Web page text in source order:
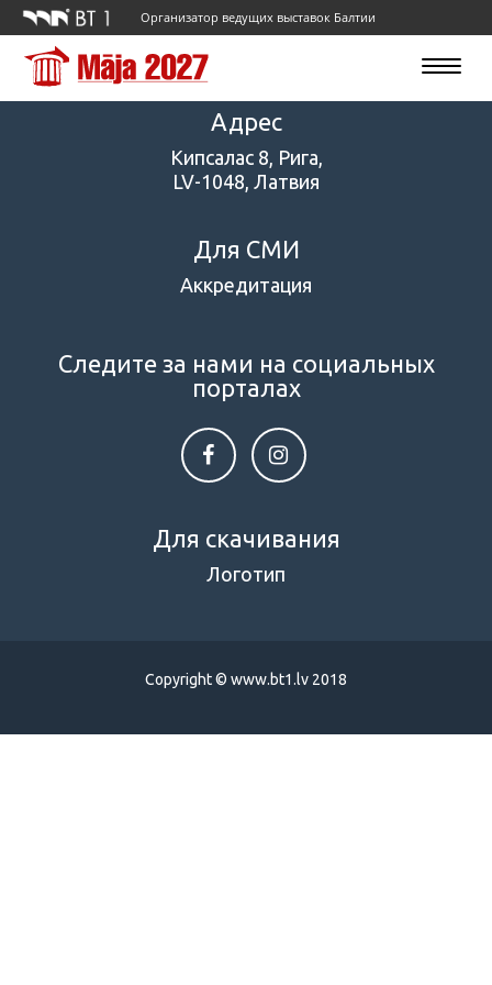
Организатор ведущих выставок Балтии
Toggle
Адрес
Кипсалас 8, Рига,
LV-1048, Латвия
Для СМИ
Аккредитация
Следите за нами на социальных
порталах
Для скачивания
Логотип
Copyright © www.bt1.lv 2018